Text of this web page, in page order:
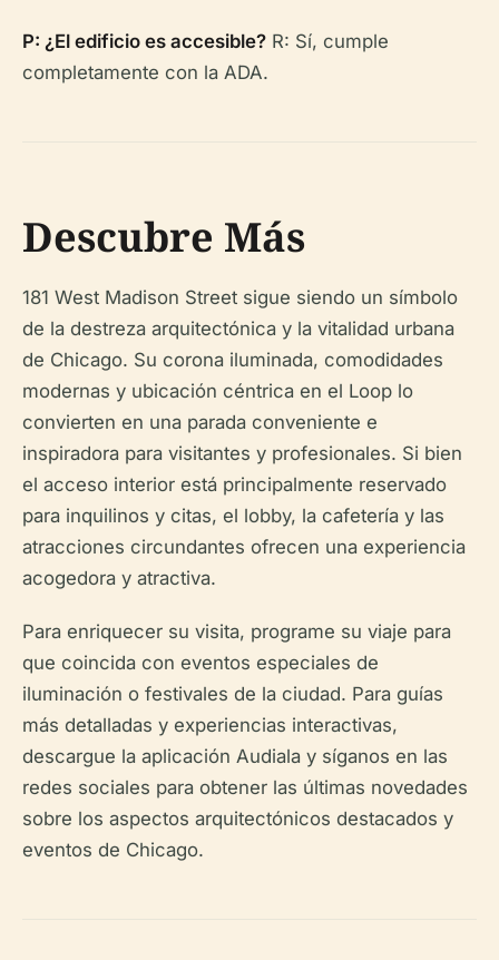
P: ¿El edificio es accesible? R: Sí, cumple
completamente con la ADA.
Descubre Más
181 West Madison Street sigue siendo un símbolo
de la destreza arquitectónica y la vitalidad urbana
de Chicago. Su corona iluminada, comodidades
modernas y ubicación céntrica en el Loop lo
convierten en una parada conveniente e
inspiradora para visitantes y profesionales. Si bien
el acceso interior está principalmente reservado
para inquilinos y citas, el lobby, la cafetería y las
atracciones circundantes ofrecen una experiencia
acogedora y atractiva.
Para enriquecer su visita, programe su viaje para
que coincida con eventos especiales de
iluminación o festivales de la ciudad. Para guías
más detalladas y experiencias interactivas,
descargue la aplicación Audiala y síganos en las
redes sociales para obtener las últimas novedades
sobre los aspectos arquitectónicos destacados y
eventos de Chicago.